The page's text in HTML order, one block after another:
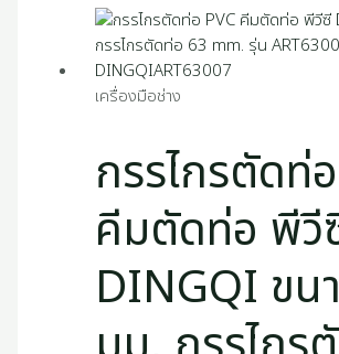
เครื่องมือช่าง
กรรไกรตัดท่
คีมตัดท่อ พีวี
DINGQI ขน